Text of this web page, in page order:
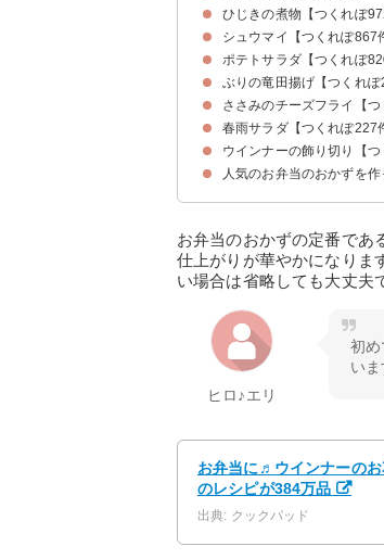
ひじきの煮物【つくれぽ
シュウマイ【つくれぽ867
ポテトサラダ【つくれぽ
ぶりの竜田揚げ【つくれぽ
ささみのチーズフライ【つ
春雨サラダ【つくれぽ227
ウインナーの飾り切り【つ
人気のお弁当のおかずを作
お弁当のおかずの定番であ
仕上がりが華やかになりま
い場合は省略しても大丈夫
ヒロ♪エリ
初
い
お弁当に♬ウインナーの
のレシピが384万品
出典: クックパッド